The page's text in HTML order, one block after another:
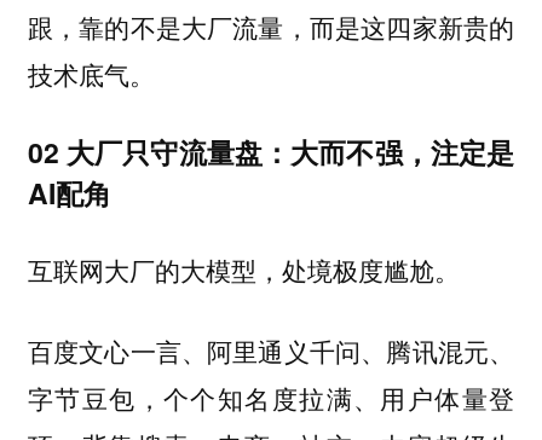
跟，靠的不是大厂流量，而是这四家新贵的
技术底气。
02 大厂只守流量盘：大而不强，注定是
AI配角
互联网大厂的大模型，处境极度尴尬。
百度文心一言、阿里通义千问、腾讯混元、
字节豆包，个个知名度拉满、用户体量登